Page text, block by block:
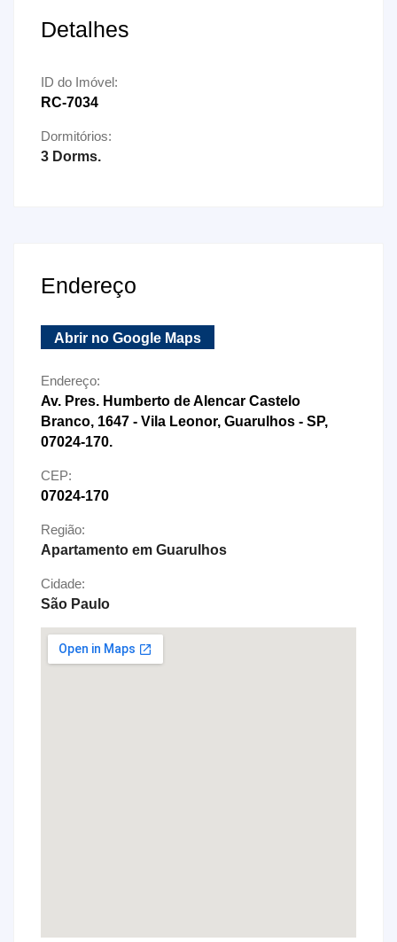
Detalhes
ID do Imóvel:
RC-7034
Dormitórios:
3 Dorms.
Endereço
Abrir no Google Maps
Endereço:
Av. Pres. Humberto de Alencar Castelo
Branco, 1647 - Vila Leonor, Guarulhos - SP,
07024-170.
CEP:
07024-170
Região:
Apartamento em Guarulhos
Cidade:
São Paulo